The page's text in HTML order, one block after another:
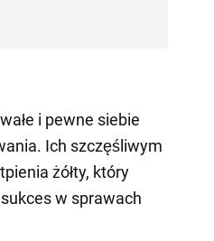
i pewne siebie
Ich szczęśliwym
żółty, który
w sprawach